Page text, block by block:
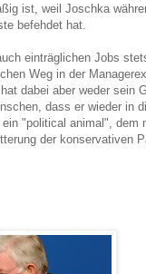
ist, weil Joschka
befehdet hat.
einträglichen Jobs
Weg in der
dabei aber weder sein
dass er wieder in
"political animal", dem
der konservativen